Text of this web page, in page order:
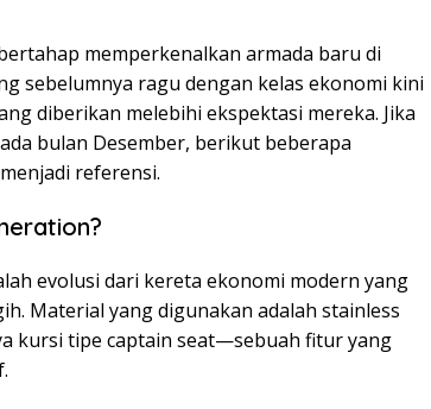
memperkenalkan armada baru di
sebelumnya ragu dengan kelas ekonomi kini
diberikan melebihi ekspektasi mereka. Jika
bulan Desember, berikut beberapa
referensi.
evolusi dari kereta ekonomi modern yang
Material yang digunakan adalah stainless
kursi tipe captain seat—sebuah fitur yang